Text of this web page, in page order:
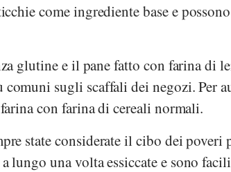
come ingrediente base e
glutine e il pane fatto con farina di
comuni sugli scaffali dei negozi. Per
con farina di cereali normali.
state considerate il cibo dei poveri
lungo una volta essiccate e sono